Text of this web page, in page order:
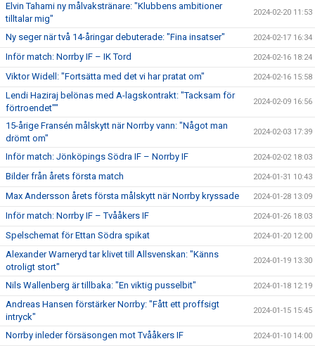
Elvin Tahami ny målvakstränare: "Klubbens ambitioner
tilltalar mig"
2024-02-20 11:53
Ny seger när två 14-åringar debuterade: "Fina insatser" 2024-02-17 16:34
Inför match: Norrby IF – IK Tord 2024-02-16 18:24
Viktor Widell: "Fortsätta med det vi har pratat om" 2024-02-16 15:58
Lendi Haziraj belönas med A-lagskontrakt: "Tacksam för
förtroendet""
2024-02-09 16:56
15-årige Fransén målskytt när Norrby vann: "Något man
drömt om"
2024-02-03 17:39
Inför match: Jönköpings Södra IF – Norrby IF 2024-02-02 18:03
Bilder från årets första match 2024-01-31 10:43
Max Andersson årets första målskytt när Norrby kryssade 2024-01-28 13:09
Inför match: Norrby IF – Tvååkers IF 2024-01-26 18:03
Spelschemat för Ettan Södra spikat 2024-01-20 12:00
Alexander Warneryd tar klivet till Allsvenskan: "Känns
otroligt stort"
2024-01-19 13:30
Nils Wallenberg är tillbaka: "En viktig pusselbit" 2024-01-18 12:19
Andreas Hansen förstärker Norrby: "Fått ett proffsigt
intryck"
2024-01-15 15:45
Norrby inleder försäsongen mot Tvååkers IF 2024-01-10 14:00